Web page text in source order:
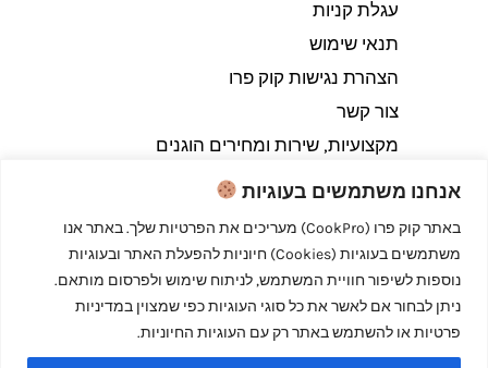
אנחנו משתמשים בעוגיות
באתר קוק פרו (CookPro) מעריכים את הפרטיות שלך. באתר אנו
משתמשים בעוגיות (Cookies) חיוניות להפעלת האתר ובעוגיות
נוספות לשיפור חוויית המשתמש, לניתוח שימוש ולפרסום מותאם.
ניתן לבחור אם לאשר את כל סוגי העוגיות כפי שמצוין במדיניות
פרטיות או להשתמש באתר רק עם העוגיות החיוניות.
עגלת קניות
תנאי שימוש
הצהרת נגישות קוק פרו
צור קשר
מקצועיות, שירות ומחירים הוגנים
Copyright © 2026 קוק פרו - לבשל כמו מקצוענים